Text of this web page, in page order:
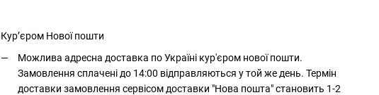
Кур’єром Нової пошти
Можлива адресна доставка по Україні кур'єром нової пошти.
Замовлення сплачені до 14:00 відправляються у той же день. Термін
доставки замовлення сервісом доставки "Нова пошта" становить 1-2